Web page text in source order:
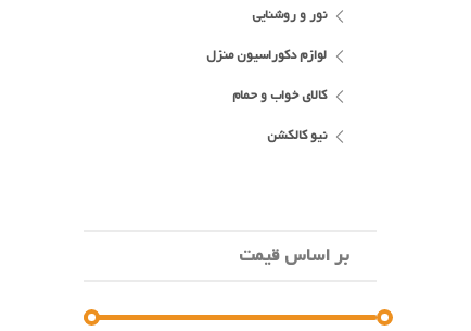
نور و روشنایی
لوازم دکوراسیون منزل
کالای خواب و حمام
نیو کالکشن
بر اساس قیمت